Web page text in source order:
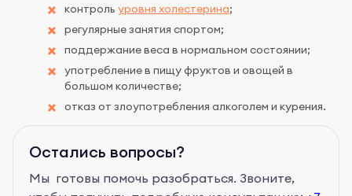
контроль уровня холестерина;
регулярные занятия спортом;
поддержание веса в нормальном состоянии;
употребление в пищу фруктов и овощей в
большом количестве;
отказ от злоупотребления алкоголем и курения.
Остались вопросы?
Мы готовы помочь разобраться. Звоните,